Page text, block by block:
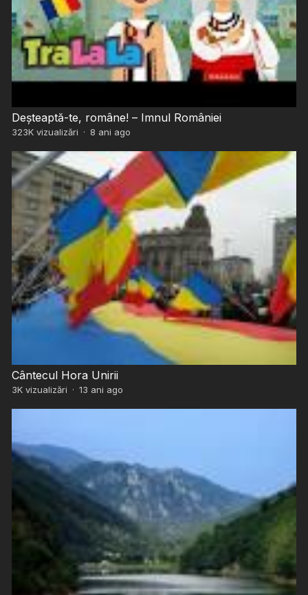
Deșteaptă-te, române! – Imnul României
323Kvizualizări · 8 ani ago
Cântecul Hora Unirii
3Kvizualizări · 13 ani ago